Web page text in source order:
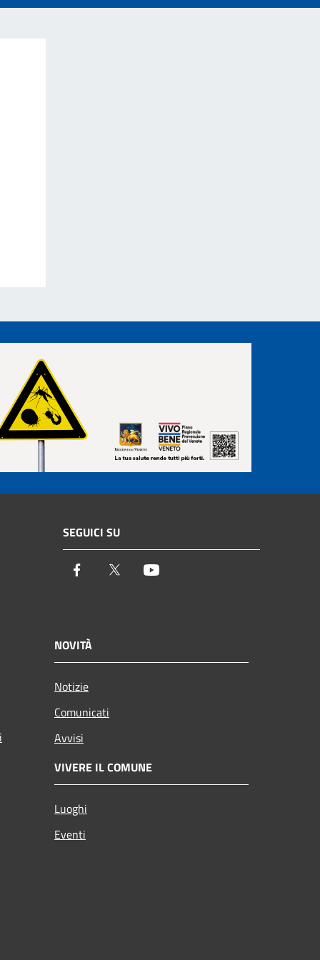
SEGUICI SU
Facebook Twitter
NOVITÀ
Notizie
Comunicati
Avvisi
VIVERE IL COMUNE
Luoghi
Eventi